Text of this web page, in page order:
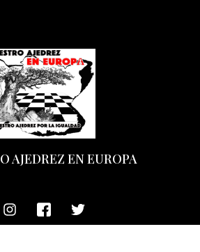
AJEDREZ EN EUROPA